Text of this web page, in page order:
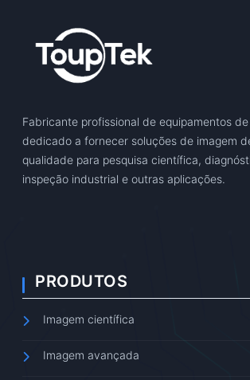
Fabricante profissional de equipamentos
dedicado a fornecer soluções de imagem
qualidade para pesquisa científica,
inspeção industrial e outras aplicações.
PRODUTOS
Imagem científica
Imagem avançada